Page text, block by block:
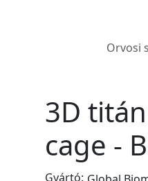
Orvosi
3D
cage -
Gyártó: